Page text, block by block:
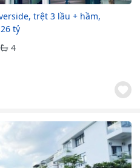
trệt 3 lầu + hầm,
tỷ
4